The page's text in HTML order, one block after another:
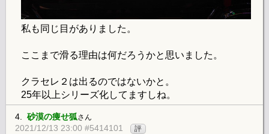
私も同じ目がありました。
ここまで滑る理由は何だろうかと思いました。
クラセレ２は出るのではないかと。
25年以上シリーズ化してますしね。
4. 砂漠の痩せ狐さん
2021/12/13 23:00 #5414101 評